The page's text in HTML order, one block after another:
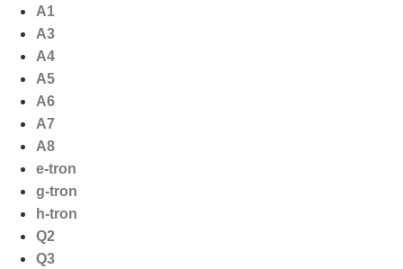
naar
inhoud
A1
A3
A4
A5
A6
A7
A8
e-tron
g-tron
h-tron
Q2
Q3